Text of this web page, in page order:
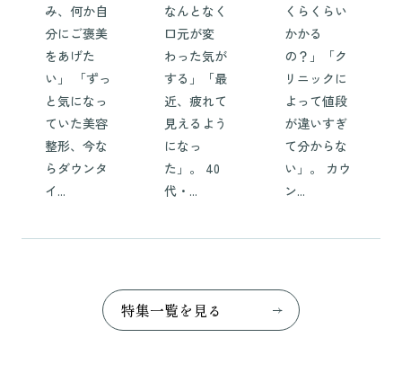
すすめの
美容医療
｜ダウン
タイムを
活かして
理想の自
分へ
み、何か自
分にご褒美
をあげた
い」 「ずっ
と気になっ
ていた美容
整形、今な
らダウンタ
イ...
人中短縮
はでき
る？加齢
による口
元の変化
と適応を
美容外科
なんとなく
口元が変
わった気が
する」「最
近、疲れて
見えるよう
になっ
た」。 40
代・...
場はいく
ら？費用
の違いや
安さだけ
で選ばな
い方がい
い理由を
くらくらい
かかる
の？」「ク
リニックに
よって値段
が違いすぎ
て分からな
い」。 カウ
ン...
特集一覧を 見る